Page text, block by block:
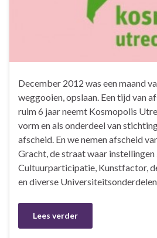
December 2012 was een maand
weggooien, opslaan. Een tijd van
ruim 6 jaar neemt Kosmopolis
vorm en als onderdeel van
afscheid. En we nemen afscheid
Gracht, de straat waar
Cultuurparticipatie, Kunstfactor,
en diverse
Lees verder